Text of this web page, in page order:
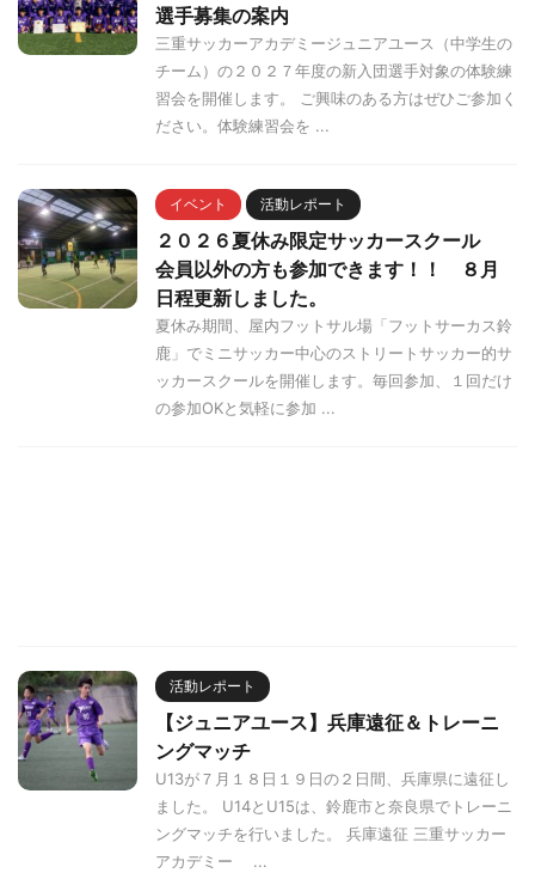
選手募集の案内
三重サッカーアカデミージュニアユース（中学生の
チーム）の２０２７年度の新入団選手対象の体験練
習会を開催します。 ご興味のある方はぜひご参加く
ださい。体験練習会を ...
イベント 活動レポート
２０２６夏休み限定サッカースクール
会員以外の方も参加できます！！ ８月
日程更新しました。
夏休み期間、屋内フットサル場「フットサーカス鈴
鹿」でミニサッカー中心のストリートサッカー的サ
ッカースクールを開催します。毎回参加、１回だけ
の参加OKと気軽に参加 ...
活動レポート
【ジュニアユース】兵庫遠征＆トレーニ
ングマッチ
U13が７月１８日１９日の２日間、兵庫県に遠征し
ました。 U14とU15は、鈴鹿市と奈良県でトレーニ
ングマッチを行いました。 兵庫遠征 三重サッカー
アカデミー ...